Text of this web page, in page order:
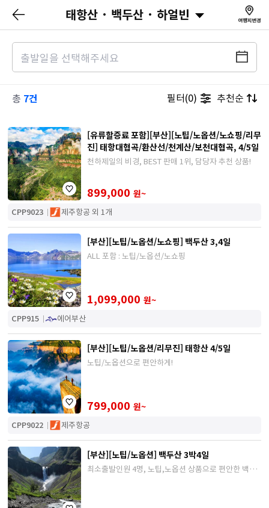
태항산 · 백두산 · 하얼빈
총 7건 추천순
필터(0)
[유류할증료 포함][부산][노팁/노옵션/노쇼핑/리무
진] 태항대협곡/환산선/천계산/보천대협곡, 4/5일
천하제일의 비경, BEST 판매 1위, 담당자 추천 상품!
899,000 원~
CPP9023 제주항공 외 1개
[부산][노팁/노옵션/노쇼핑] 백두산 3,4일
ALL 포함 : 노팁/노옵션/노쇼핑
1,099,000 원~
CPP915 에어부산
[부산][노팁/노옵션/리무진] 태항산 4/5일
노팁/노옵션으로 편안하게!
799,000 원~
CPP9022 제주항공
[부산][노팁/노옵션] 백두산 3박4일
최소출발인원 4명, 노팁,노옵션 상품으로 편안한 백두